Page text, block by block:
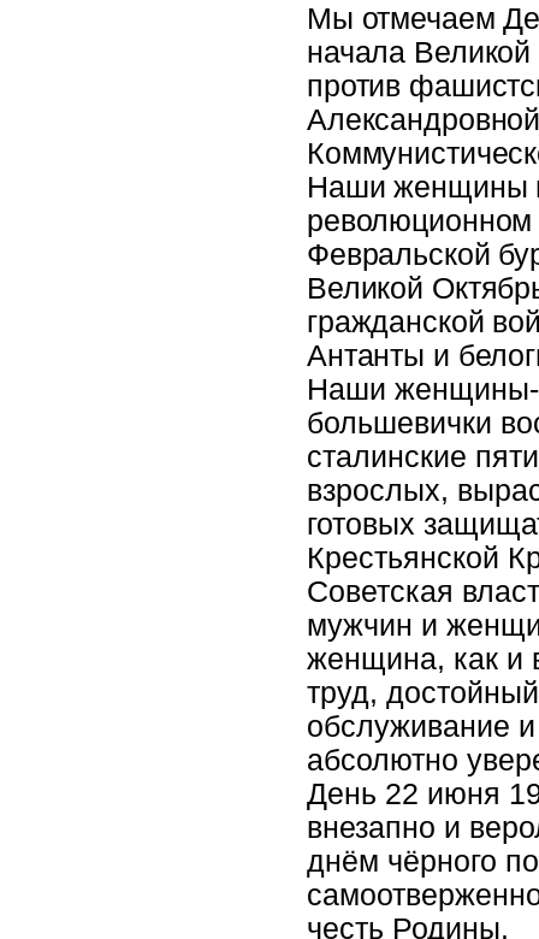
Мы отмечаем
начала Великой
против
Наши женщины
Февральской
Великой
гражданской
Антанты и
Наши женщины-
большевички
сталинские
взрослых,
готовых
Крестьянской
Советская
мужчин и
женщина, как и
труд,
обслуживание
абсолютно
День 22 июня
внезапно и
днём чёрного
честь Родины.